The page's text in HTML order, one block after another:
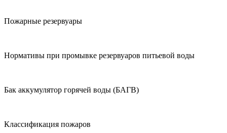
Пожарные резервуары
Нормативы при промывке резервуаров питьевой воды
Бак аккумулятор горячей воды (БАГВ)
Классификация пожаров